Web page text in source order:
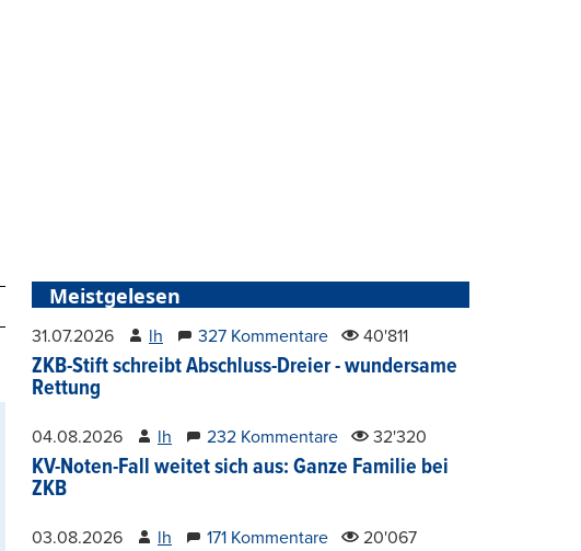
Meistgelesen
31.07.2026 lh 327 Kommentare 40'811
ZKB-Stift schreibt Abschluss-Dreier - wundersame
Rettung
04.08.2026 lh 232 Kommentare 32'320
KV-Noten-Fall weitet sich aus: Ganze Familie bei
ZKB
03.08.2026 lh 171 Kommentare 20'067